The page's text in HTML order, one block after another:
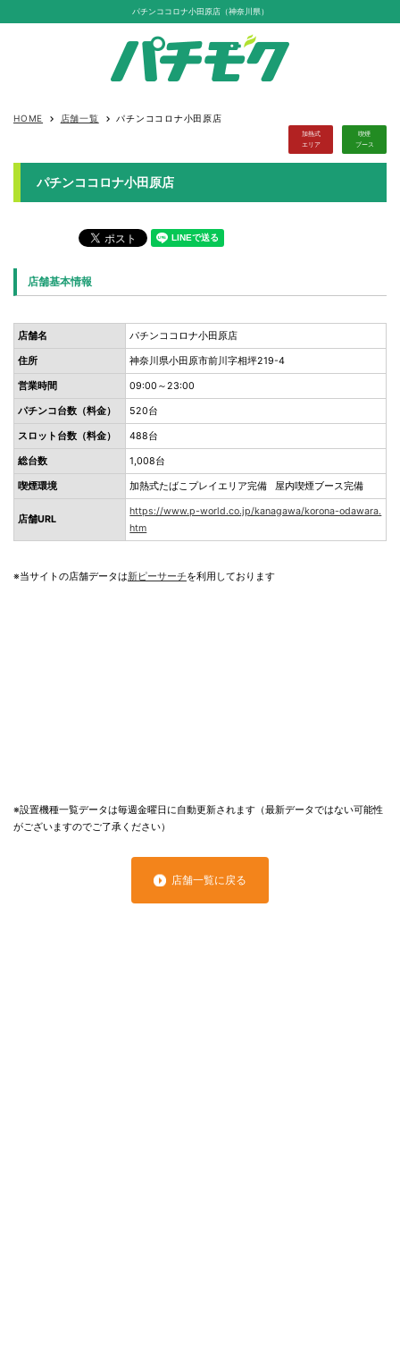
パチンココロナ小田原店（神奈川県）
HOME keyboard_arrow_right 店舗一覧 keyboard_arrow_right パチンココロナ小田原店
加熱式
エリア
喫煙
ブース
パチンココロナ小田原店
店舗基本情報
店舗名 パチンココロナ小田原店
住所 神奈川県小田原市前川字相坪219-4
営業時間 09:00～23:00
パチンコ台数（料金） 520台
スロット台数（料金） 488台
総台数 1,008台
喫煙環境 加熱式たばこプレイエリア完備 屋内喫煙ブース完備
店舗URL
https://www.p-world.co.jp/kanagawa/korona-odawara.
htm
※当サイトの店舗データは新ピーサーチを利用しております
※設置機種一覧データは毎週金曜日に自動更新されます（最新データではない可能性
がございますのでご了承ください）
店舗一覧に戻る